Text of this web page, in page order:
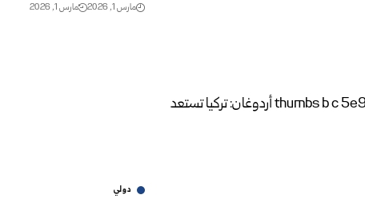
مارس 1, 2026 مارس 1, 2026
دولي